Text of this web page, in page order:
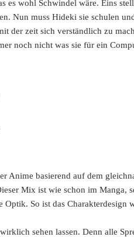
es wohl Schwindel wäre. Eins
Nun muss Hideki sie schulen
der zeit sich verständlich zu
noch nicht was sie für ein
Anime basierend auf dem
Mix ist wie schon im Manga,
So ist das Charakterdesign
sehen lassen. Denn alle